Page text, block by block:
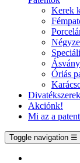
Kerek
Óriás
Divatékszerek
Akciónk!
Mi az a
Toggle navigation ☰